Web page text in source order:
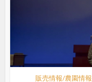
販売情報/農園情報